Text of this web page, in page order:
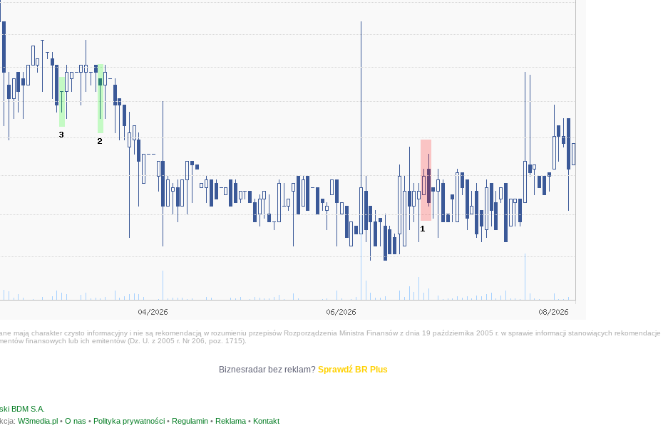
mają charakter czysto informacyjny i nie są rekomendacją w rozumieniu przepisów Rozporządzenia Ministra Finansów z dnia 19 października 2005 r. w sprawie informacji stanowiących rekomendacje
finansowych lub ich emitentów (Dz. U. z 2005 r. Nr 206, poz. 1715).
Biznesradar bez reklam? Sprawdź BR Plus
BDM S.A.
W3media.pl • O nas • Polityka prywatności • Regulamin • Reklama • Kontakt